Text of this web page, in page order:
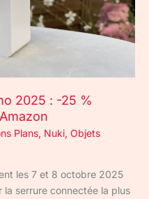
2025 : -25 %
Plans, Nuki, Objets
les 7 et 8 octobre 2025
serrure connectée la plus